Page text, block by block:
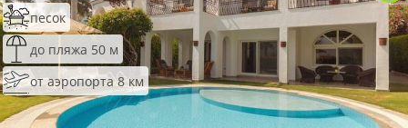
песок
до пляжа 50 м
от аэропорта 8 км
5*
Лучшие отели 4* звезды
Недорогие отели 4*
звезды